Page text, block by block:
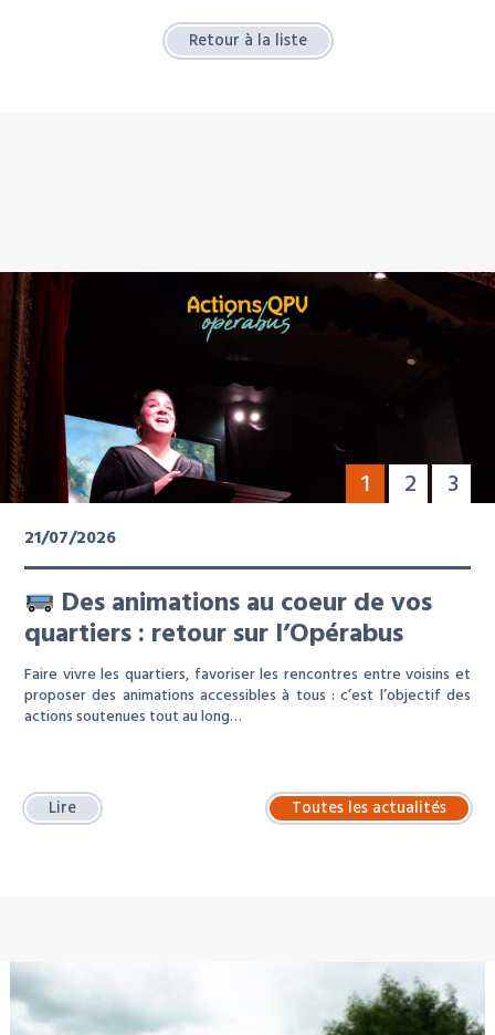
Retour à la liste
1 2 3
21/07/2026
Des animations au coeur de vos
quartiers : retour sur l’Opérabus
Faire vivre les quartiers, favoriser les rencontres entre voisins et
proposer des animations accessibles à tous : c’est l’objectif des
actions soutenues tout au long…
Lire Toutes les actualités